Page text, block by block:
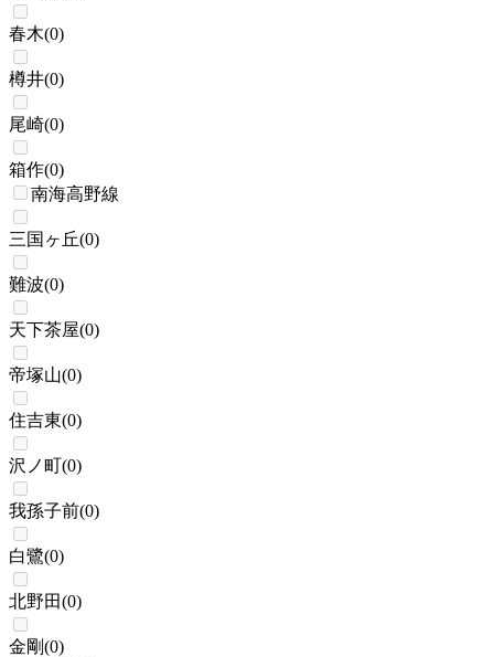
春木(0)
樽井(0)
尾崎(0)
箱作(0)
南海高野線
三国ヶ丘(0)
難波(0)
天下茶屋(0)
帝塚山(0)
住吉東(0)
沢ノ町(0)
我孫子前(0)
白鷺(0)
北野田(0)
金剛(0)